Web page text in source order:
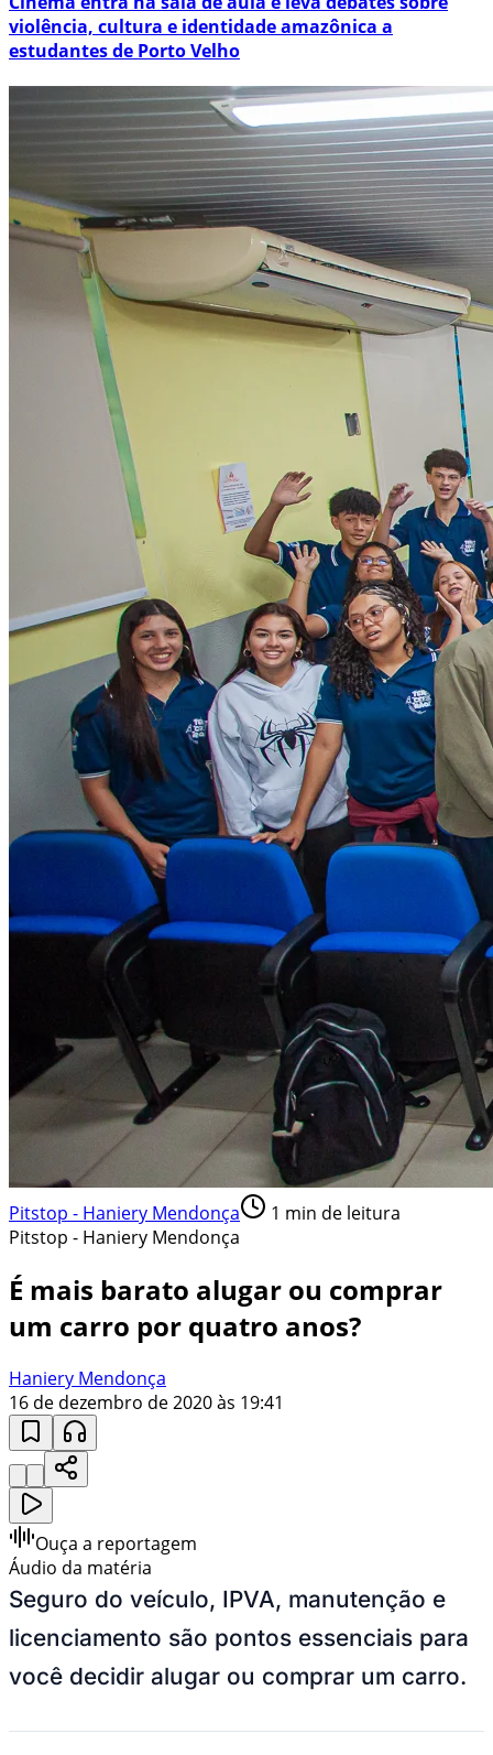
violência, cultura e identidade amazônica a
estudantes de Porto Velho
Pitstop - Haniery Mendonça 1 min de leitura
Pitstop - Haniery Mendonça
É mais barato alugar ou comprar
um carro por quatro anos?
Haniery Mendonça
16 de dezembro de 2020 às 19:41
Ouça a reportagem
Áudio da matéria
Seguro do veículo, IPVA, manutenção e
licenciamento são pontos essenciais para
você decidir alugar ou comprar um carro.